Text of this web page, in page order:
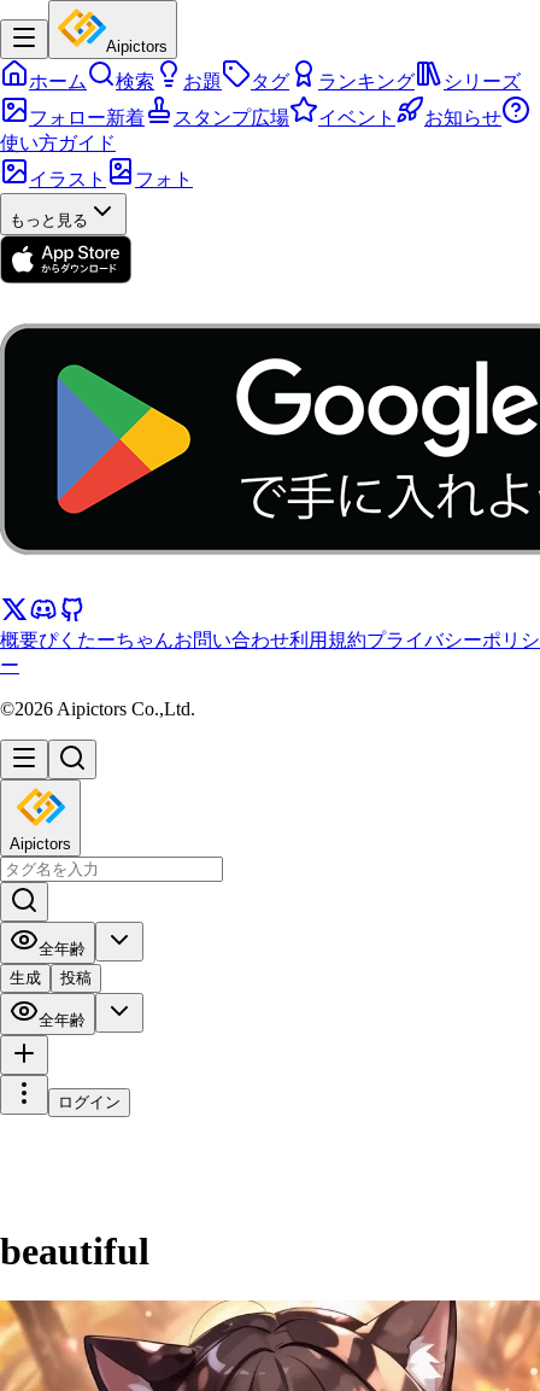
Aipictors
ホーム 検索 お題 タグ ランキング
シリーズ
フォロー新着
スタンプ広場 イベント
お知らせ
使い方ガイド
イラスト
フォト
もっと見る
概要ぴくたーちゃんお問い合わせ利用規約プライバシーポリシ
ー
©2026 Aipictors Co.,Ltd.
Aipictors
全年齢
生成
投稿
全年齢
ログイン
beautiful